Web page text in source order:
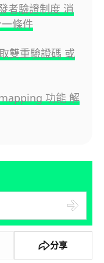
者驗證制度 消
條件
雙重驗證碼 或
功能 解
分享